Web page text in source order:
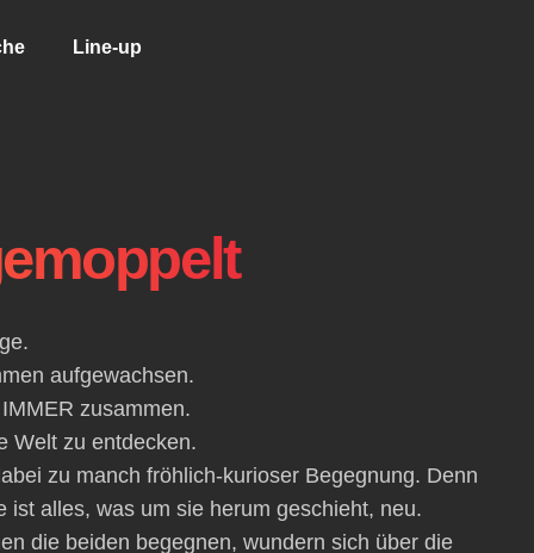
Line-up
aufgewachsen.
zusammen.
Welt zu entdecken.
zu manch fröhlich-kurioser Begegnung. Denn
ist alles, was um sie herum geschieht, neu.
die beiden begegnen, wundern sich über die